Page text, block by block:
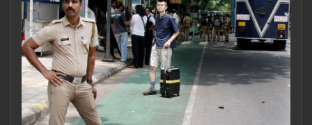
OBITUARY
NEWS 360
CASE DIARY